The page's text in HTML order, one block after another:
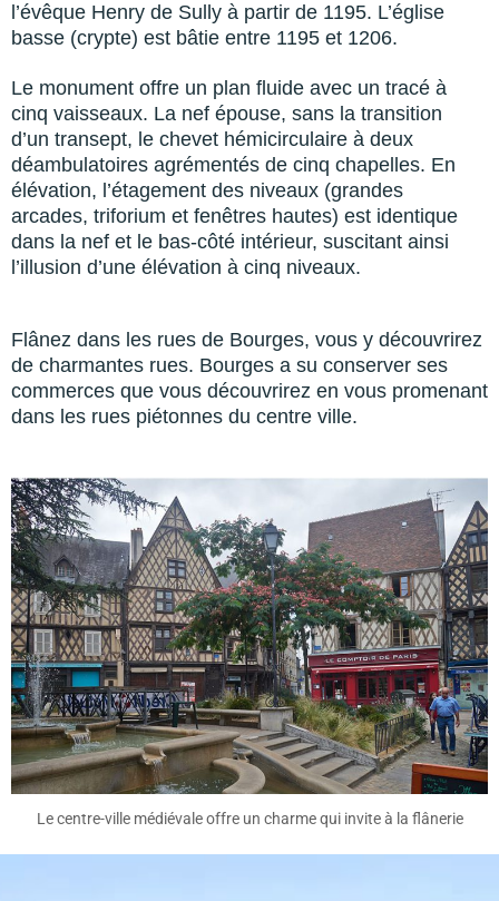
l’évêque Henry de Sully à partir de 1195. L’église
basse (crypte) est bâtie entre 1195 et 1206.
Le monument offre un plan fluide avec un tracé à
cinq vaisseaux. La nef épouse, sans la transition
d’un transept, le chevet hémicirculaire à deux
déambulatoires agrémentés de cinq chapelles. En
élévation, l’étagement des niveaux (grandes
arcades, triforium et fenêtres hautes) est identique
dans la nef et le bas-côté intérieur, suscitant ainsi
l’illusion d’une élévation à cinq niveaux.
Flânez dans les rues de Bourges, vous y découvrirez
de charmantes rues. Bourges a su conserver ses
commerces que vous découvrirez en vous promenant
dans les rues piétonnes du centre ville.
Le centre-ville médiévale offre un charme qui invite à la flânerie